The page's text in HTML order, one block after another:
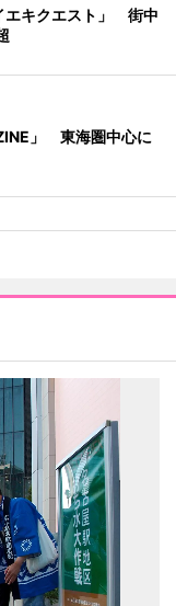
エキクエスト」 街中
」 東海圏中心に